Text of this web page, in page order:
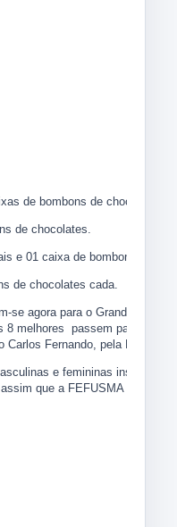
de bombons de chocolates.
de chocolates.
e 01 caixa de bombons de
de chocolates cada.
se agora para o Grand Prix de
8 melhores passem para as
Carlos Fernando, pela
e femininas inscritas
que a FEFUSMA divulgar